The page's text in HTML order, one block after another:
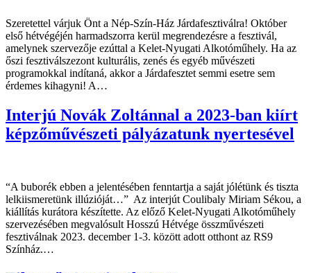
Szeretettel várjuk Önt a Nép-Szín-Ház Járdafesztiválra! Október
első hétvégéjén harmadszorra kerül megrendezésre a fesztivál,
amelynek szervezője ezúttal a Kelet-Nyugati Alkotóműhely. Ha az
őszi fesztiválszezont kulturális, zenés és egyéb művészeti
programokkal indítaná, akkor a Járdafesztet semmi esetre sem
érdemes kihagyni! A…
Interjú Novák Zoltánnal a 2023-ban kiírt
képzőművészeti pályázatunk nyertesével
“A buborék ebben a jelentésében fenntartja a saját jólétünk és tiszta
lelkiismeretünk illúzióját…” Az interjút Coulibaly Miriam Sékou, a
kiállítás kurátora készítette. Az előző Kelet-Nyugati Alkotóműhely
szervezésében megvalósult Hosszú Hétvége összművészeti
fesztiválnak 2023. december 1-3. között adott otthont az RS9
Színház.…